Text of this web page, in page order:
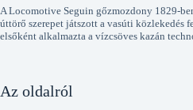
A Locomotive Seguin gőzmozdony 1829-
úttörő szerepet játszott a vasúti közlekedés
elsőként alkalmazta a vízcsöves kazán
Az oldalról